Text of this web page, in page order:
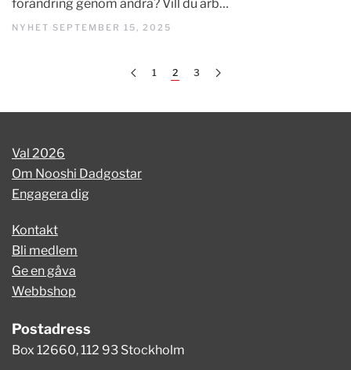
förändring genom andra? Vill du arb…
NYHET SEPTEMBER 15, 2025
1 2 3
Val 2026
Om Nooshi Dadgostar
Engagera dig
Kontakt
Bli medlem
Ge en gåva
Webbshop
Postadress
Box 12660, 112 93 Stockholm